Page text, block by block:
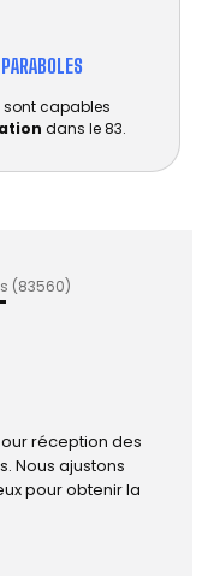
sont capables
dans le 83.
(83560)
réception des
Nous ajustons
pour obtenir la